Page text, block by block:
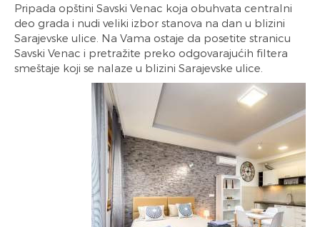
Pripada opštini Savski Venac koja obuhvata centralni
deo grada i nudi veliki izbor stanova na dan u blizini
Sarajevske ulice. Na Vama ostaje da posetite stranicu
Savski Venac i pretražite preko odgovarajućih filtera
smeštaje koji se nalaze u blizini Sarajevske ulice.